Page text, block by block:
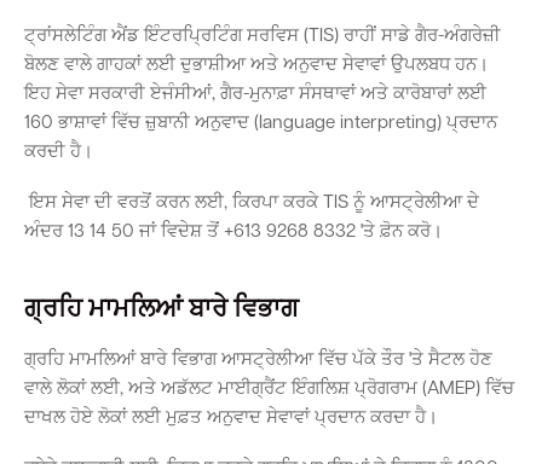
ਟ੍ਰਾਂਸਲੇਟਿੰਗ ਐਂਡ ਇੰਟਰਪ੍ਰਿਟਿੰਗ ਸਰਵਿਸ (TIS) ਰਾਹੀਂ ਸਾਡੇ ਗੈਰ-ਅੰਗਰੇਜ਼ੀ
ਬੋਲਣ ਵਾਲੇ ਗਾਹਕਾਂ ਲਈ ਦੁਭਾਸ਼ੀਆ ਅਤੇ ਅਨੁਵਾਦ ਸੇਵਾਵਾਂ ਉਪਲਬਧ ਹਨ।
ਇਹ ਸੇਵਾ ਸਰਕਾਰੀ ਏਜੰਸੀਆਂ, ਗੈਰ-ਮੁਨਾਫ਼ਾ ਸੰਸਥਾਵਾਂ ਅਤੇ ਕਾਰੋਬਾਰਾਂ ਲਈ
160 ਭਾਸ਼ਾਵਾਂ ਵਿੱਚ ਜ਼ੁਬਾਨੀ ਅਨੁਵਾਦ (language interpreting) ਪ੍ਰਦਾਨ
ਕਰਦੀ ਹੈ।
ਇਸ ਸੇਵਾ ਦੀ ਵਰਤੋਂ ਕਰਨ ਲਈ, ਕਿਰਪਾ ਕਰਕੇ TIS ਨੂੰ ਆਸਟ੍ਰੇਲੀਆ ਦੇ
ਅੰਦਰ 13 14 50 ਜਾਂ ਵਿਦੇਸ਼ ਤੋਂ +613 9268 8332 'ਤੇ ਫ਼ੋਨ ਕਰੋ।
ਗ੍ਰਹਿ ਮਾਮਲਿਆਂ ਬਾਰੇ ਵਿਭਾਗ
ਗ੍ਰਹਿ ਮਾਮਲਿਆਂ ਬਾਰੇ ਵਿਭਾਗ ਆਸਟ੍ਰੇਲੀਆ ਵਿੱਚ ਪੱਕੇ ਤੌਰ 'ਤੇ ਸੈਟਲ ਹੋਣ
ਵਾਲੇ ਲੋਕਾਂ ਲਈ, ਅਤੇ ਅਡੱਲਟ ਮਾਈਗ੍ਰੈਂਟ ਇੰਗਲਿਸ਼ ਪ੍ਰੋਗਰਾਮ (AMEP) ਵਿੱਚ
ਦਾਖਲ ਹੋਏ ਲੋਕਾਂ ਲਈ ਮੁਫ਼ਤ ਅਨੁਵਾਦ ਸੇਵਾਵਾਂ ਪ੍ਰਦਾਨ ਕਰਦਾ ਹੈ।
Community grants and funding
Volunteering
Aged care and seniors
Disability and community care
Quick Links
Swan Active Swan Valley
Library Catalogue
Three-bin FOGO system
Free Trees and Plants Giveaway
Online building application Heritage
Western Australian Planning Commission
Tender General Conditions of Contract
Watch Council meetings
Swan Engage
City history